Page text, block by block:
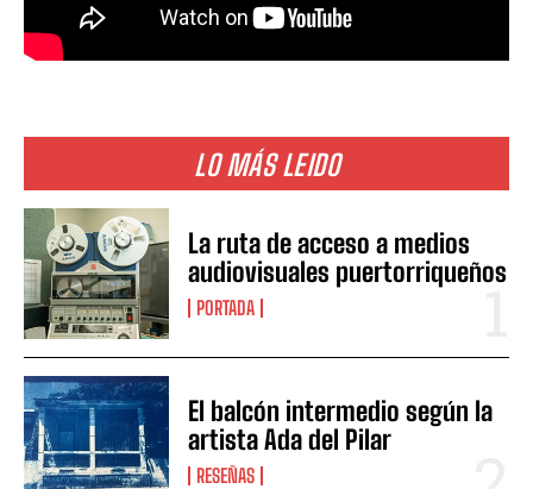
LO MÁS LEIDO
La ruta de acceso a medios
audiovisuales puertorriqueños
PORTADA
El balcón intermedio según la
artista Ada del Pilar
RESEÑAS